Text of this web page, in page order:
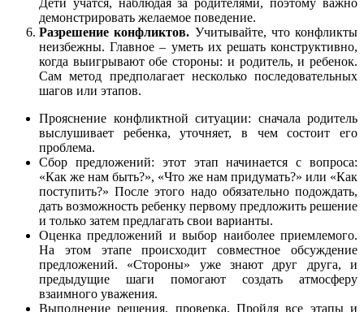
Дети учатся, наблюдая за родителями, поэтому важно
демонстрировать желаемое поведение.
Разрешение конфликтов. Учитывайте, что конфликты
неизбежны. Главное – уметь их решать конструктивно,
когда выигрывают обе стороны: и родитель, и ребенок.
Сам метод предполагает несколько последовательных
шагов или этапов.
Прояснение конфликтной ситуации: сначала родитель
выслушивает ребенка, уточняет, в чем состоит его
проблема.
Сбор предложений: этот этап начинается с вопроса:
«Как же нам быть?», «Что же нам придумать?» или «Как
поступить?» После этого надо обязательно подождать,
дать возможность ребенку первому предложить решение
и только затем предлагать свои варианты.
Оценка предложений и выбор наиболее приемлемого.
На этом этапе происходит совместное обсуждение
предложений. «Стороны» уже знают друг друга, и
предыдущие шаги помогают создать атмосферу
взаимного уважения.
Выполнение решения, проверка. Пройдя все этапы и